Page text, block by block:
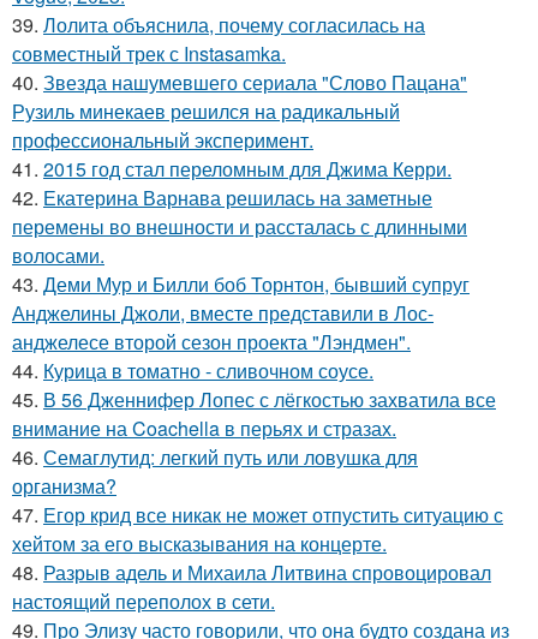
39. Лолита объяснила, почему согласилась на
совместный трек с Instasamka.
40. Звезда нашумевшего сериала "Слово Пацана"
Рузиль минекаев решился на радикальный
профессиональный эксперимент.
41. 2015 год стал переломным для Джима Керри.
42. Екатерина Варнава решилась на заметные
перемены во внешности и рассталась с длинными
волосами.
43. Деми Мур и Билли боб Торнтон, бывший супруг
Анджелины Джоли, вместе представили в Лос-
анджелесе второй сезон проекта "Лэндмен".
44. Курица в томатно - сливочном соусе.
45. В 56 Дженнифер Лопес с лёгкостью захватила все
внимание на Coachella в перьях и стразах.
46. Семаглутид: легкий путь или ловушка для
организма?
47. Егор крид все никак не может отпустить ситуацию с
хейтом за его высказывания на концерте.
48. Разрыв адель и Михаила Литвина спровоцировал
настоящий переполох в сети.
49. Про Элизу часто говорили, что она будто создана из